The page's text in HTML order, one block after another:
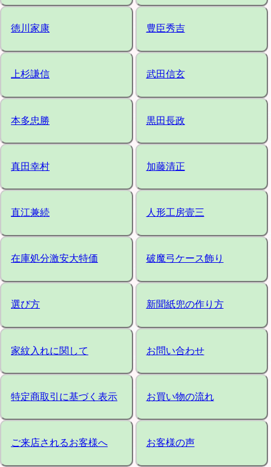
徳川家康 豊臣秀吉
上杉謙信 武田信玄
本多忠勝 黒田長政
真田幸村 加藤清正
直江兼続 人形工房壹三
在庫処分激安大特価 破魔弓ケース飾り
選び方 新聞紙兜の作り方
家紋入れに関して お問い合わせ
特定商取引に基づく表示 お買い物の流れ
ご来店されるお客様へ お客様の声